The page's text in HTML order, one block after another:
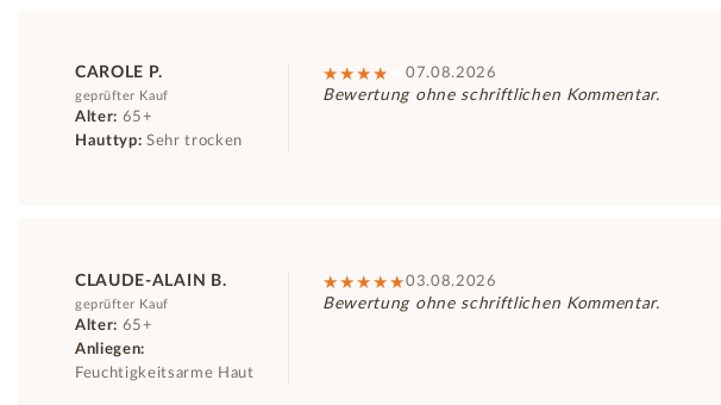
CAROLE P.
geprüfter Kauf
Alter: 65+
Hauttyp: Sehr trocken
07.08.2026
Bewertung ohne schriftlichen Kommentar.
CLAUDE-ALAIN B.
geprüfter Kauf
Alter: 65+
Anliegen:
Feuchtigkeitsarme Haut
03.08.2026
Bewertung ohne schriftlichen Kommentar.